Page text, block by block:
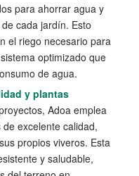
para ahorrar agua y
cada jardín. Esto
el riego necesario para
optimizado que
de agua.
y plantas
Adoa emplea
excelente calidad,
propios viveros. Esta
y saludable,